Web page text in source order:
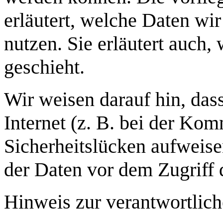
erläutert, welche Daten
nutzen. Sie erläutert
geschieht.
Wir weisen darauf hin,
Internet (z. B. bei der
Sicherheitslücken
der Daten vor dem
Hinweis zur